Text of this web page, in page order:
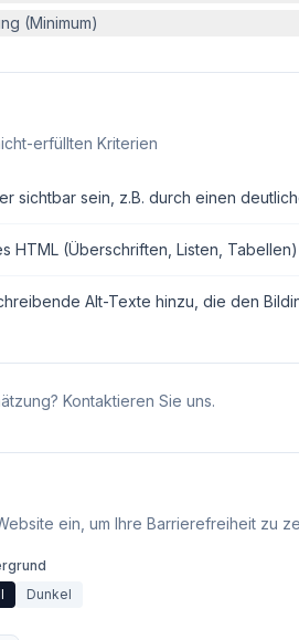
(Minimum)
erfüllten Kriterien
sichtbar sein, z.B. durch einen
HTML (Überschriften, Listen,
Alt-Texte hinzu, die den
Kontaktieren Sie uns.
ein, um Ihre Barrierefreiheit zu
Dunkel